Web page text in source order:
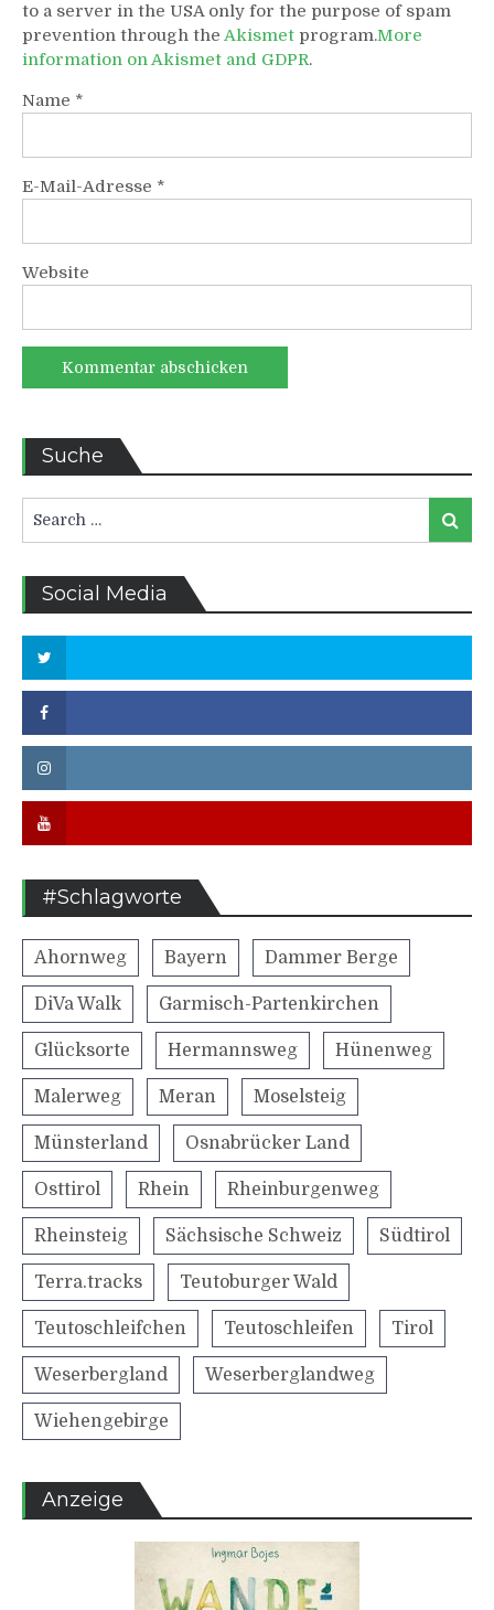
to a server in the USA only for the purpose of spam
prevention through the Akismet program.More
information on Akismet and GDPR.
Name *
E-Mail-Adresse *
Website
Suche
for:
Search
Social Media
#Schlagworte
Ahornweg Bayern Dammer Berge
DiVa Walk Garmisch-Partenkirchen
Glücksorte Hermannsweg Hünenweg
Malerweg Meran Moselsteig
Münsterland Osnabrücker Land
Osttirol Rhein Rheinburgenweg
Rheinsteig Sächsische Schweiz Südtirol
Terra.tracks Teutoburger Wald
Teutoschleifchen Teutoschleifen Tirol
Weserbergland Weserberglandweg
Wiehengebirge
Anzeige